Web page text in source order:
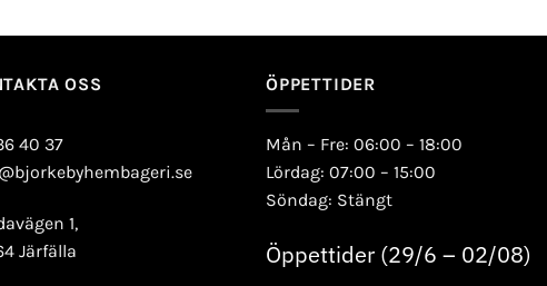
OSS
40 37
1,
Järfälla
ÖPPETTIDER
Mån – Fre: 06:00 – 18:00
Lördag: 07:00 – 15:00
Söndag: Stängt
Öppettider (29/6 – 02/08)